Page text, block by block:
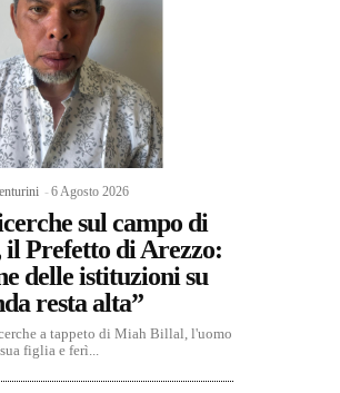
-6 Agosto 2026
sul campo di
Prefetto di Arezzo:
delle istituzioni su
resta alta”
a tappeto di Miah Billal, l'uomo
figlia e ferì...